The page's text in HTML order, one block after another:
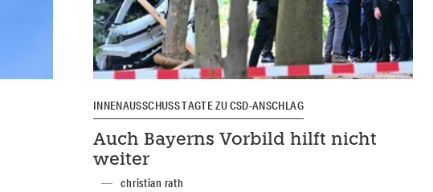
INNENAUSSCHUSS TAGTE ZU CSD-ANSCHLAG
Auch Bayerns Vorbild hilft nicht
weiter
christian rath